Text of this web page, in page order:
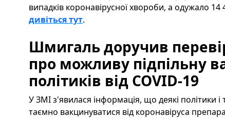
випадків коронавірусної хвороби, а одужало 14
дивіться тут.
Шмигаль доручив
про можливу підпільну
політиків від COVID-19
У ЗМІ з'явилася інформація, що деякі політики
таємно вакцинуватися від коронавіруса